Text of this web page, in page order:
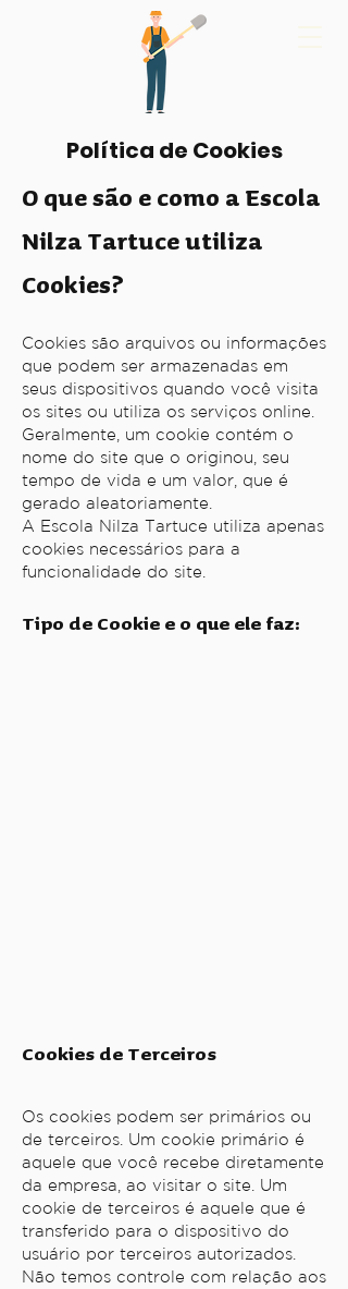
Política de Cookies
O que são e como a Escola
Nilza Tartuce utiliza
Cookies?
Cookies são arquivos ou informações
que podem ser armazenadas em
seus dispositivos quando você visita
os sites ou utiliza os serviços online.
Geralmente, um cookie contém o
nome do site que o originou, seu
tempo de vida e um valor, que é
gerado aleatoriamente.
A Escola Nilza Tartuce utiliza apenas
cookies necessários para a
funcionalidade do site.
Tipo de Cookie e o que ele faz:
Cookies de Terceiros
Os cookies podem ser primários ou
de terceiros. Um cookie primário é
aquele que você recebe diretamente
da empresa, ao visitar o site. Um
cookie de terceiros é aquele que é
transferido para o dispositivo do
usuário por terceiros autorizados.
Não temos controle com relação aos